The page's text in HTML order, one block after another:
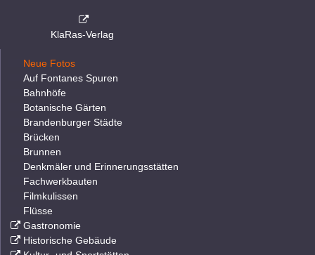
KlaRas-Verlag
Neue Fotos
Auf Fontanes Spuren
Bahnhöfe
Botanische Gärten
Brandenburger Städte
Brücken
Brunnen
Denkmäler und Erinnerungsstätten
Fachwerkbauten
Filmkulissen
Flüsse
Gastronomie
Historische Gebäude